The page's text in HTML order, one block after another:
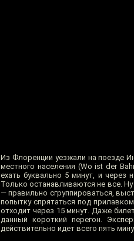
Из Флоренции уезжали на поезде
местного населения (Wo ist der
ехать буквально 5 минут, и
Только останавливаются не все.
— правильно сгруппироваться,
попытку спрятаться под
отходит через 15 минут. Даже
данный короткий перегон.
действительно идет всего пять